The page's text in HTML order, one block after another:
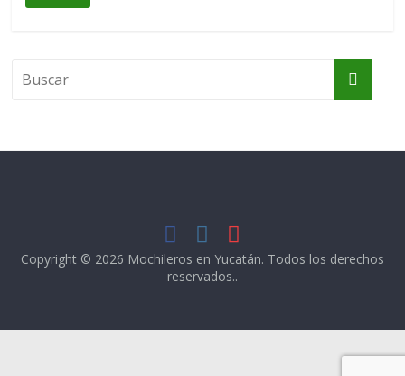
Copyright © 2026 Mochileros en Yucatán. Todos los derechos
reservados..